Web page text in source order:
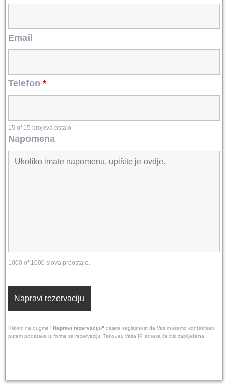
Email
Telefon *
15 of 15 brojeva ostalo
Napomena
1000 of 1000 slova preostalo.
Klikom na dugme "Napravi rezervaciju" dajete saglasnost da Vas možemo kontaktirati
putem podataka iz forme za rezervaciju. Također, Vaša IP adresa će biti zabilježena.